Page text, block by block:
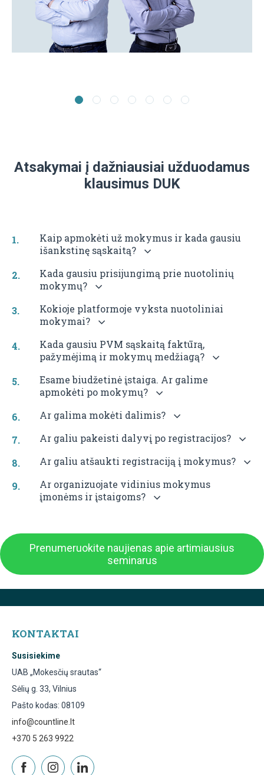
Atsakymai į dažniausiai užduodamus
klausimus DUK
Kaip apmokėti už mokymus ir kada gausiu
išankstinę sąskaitą?
Kada gausiu prisijungimą prie nuotolinių
mokymų?
Kokioje platformoje vyksta nuotoliniai
mokymai?
Kada gausiu PVM sąskaitą faktūrą,
pažymėjimą ir mokymų medžiagą?
Esame biudžetinė įstaiga. Ar galime
apmokėti po mokymų?
Ar galima mokėti dalimis?
Ar galiu pakeisti dalyvį po registracijos?
Ar galiu atšaukti registraciją į mokymus?
Ar organizuojate vidinius mokymus
įmonėms ir įstaigoms?
Prenumeruokite naujienas apie artimiausius
seminarus
KONTAKTAI
Susisiekime
UAB „Mokesčių srautas“
Sėlių g. 33, Vilnius
Pašto kodas: 08109
info@countline.lt
+370 5 263 9922